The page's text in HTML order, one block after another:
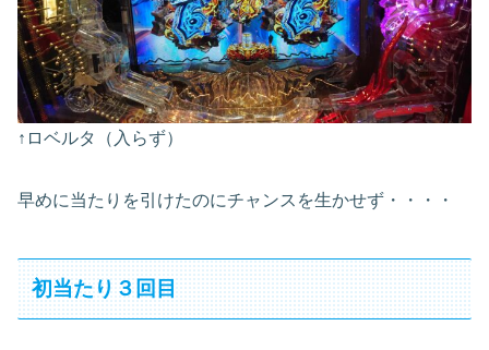
↑ロベルタ（入らず）
早めに当たりを引けたのにチャンスを生かせず・・・・
初当たり３回目